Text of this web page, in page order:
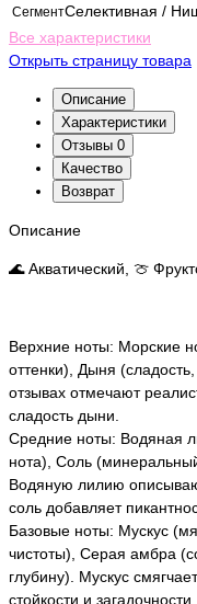
СегментСелективная /
Все характеристики
Открыть страницу товара
Описание
Характеристики
Отзывы 0
Качество
Возврат
Описание
🌊 Акватический, 🍈
Верхние ноты: Морские
оттенки), Дыня
отзывах отмечают
сладость дыни.
Средние ноты: Водяная
нота), Соль
Водяную лилию
соль добавляет
Базовые ноты: Мускус
чистоты), Серая амбра
глубину). Мускус
стойкости и загадочности.